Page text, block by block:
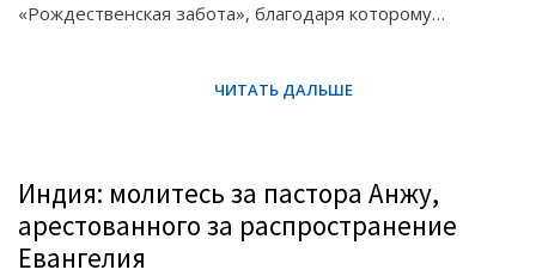
«Рождественская забота», благодаря которому…
Индия: молитесь за пастора Анжу,
арестованного за распространение
Евангелия